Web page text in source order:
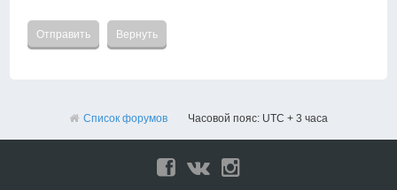
Список форумов Часовой пояс: UTC + 3 часа